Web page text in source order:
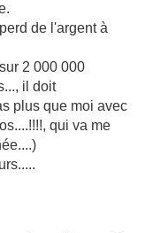
de l'argent à
2 000 000
il doit
plus que moi avec
qui va me